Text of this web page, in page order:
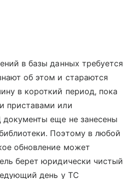
в базы данных требуется
об этом и стараются
в короткий период, пока
приставами или
еще не занесены
Поэтому в любой
обновление может
берет юридически чистый
день у ТС